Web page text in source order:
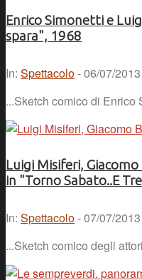
Enrico Simonetti e
spara", 1968
In: Spettacolo- 06/07/2013
...Sketch comico di Enrico
Luigi Misiferi,
in "Torno Sabato..E
In: Spettacolo- 07/07/2013
...Sketch comico degli